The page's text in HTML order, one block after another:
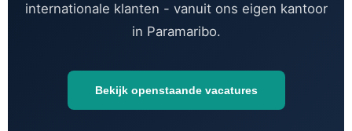
internationale klanten - vanuit ons eigen kantoor
in Paramaribo.
Bekijk openstaande vacatures